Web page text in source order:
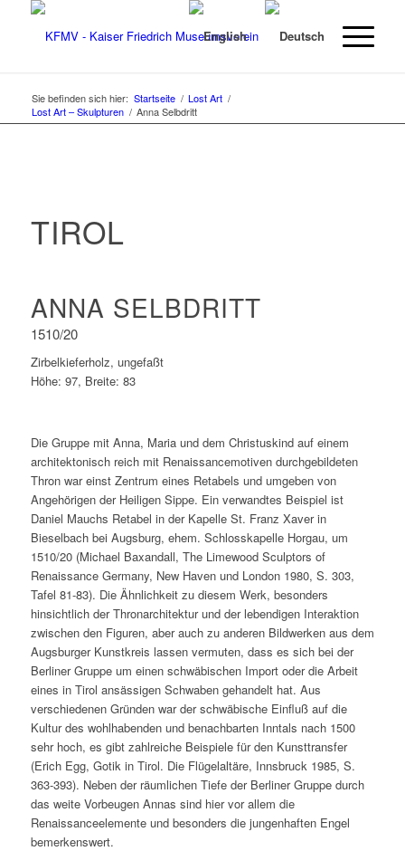
Sie befinden sich hier: Startseite / Lost Art /
Lost Art – Skulpturen / Anna Selbdritt
TIROL
ANNA SELBDRITT
1510/20
Zirbelkieferholz, ungefaßt
Höhe: 97, Breite: 83
Die Gruppe mit Anna, Maria und dem Christuskind auf einem
architektonisch reich mit Renaissancemotiven durchgebildeten
Thron war einst Zentrum eines Retabels und umgeben von
Angehörigen der Heiligen Sippe. Ein verwandtes Beispiel ist
Daniel Mauchs Retabel in der Kapelle St. Franz Xaver in
Bieselbach bei Augsburg, ehem. Schlosskapelle Horgau, um
1510/20 (Michael Baxandall, The Limewood Sculptors of
Renaissance Germany, New Haven und London 1980, S. 303,
Tafel 81-83). Die Ähnlichkeit zu diesem Werk, besonders
hinsichtlich der Thronarchitektur und der lebendigen Interaktion
zwischen den Figuren, aber auch zu anderen Bildwerken aus dem
Augsburger Kunstkreis lassen vermuten, dass es sich bei der
Berliner Gruppe um einen schwäbischen Import oder die Arbeit
eines in Tirol ansässigen Schwaben gehandelt hat. Aus
verschiedenen Gründen war der schwäbische Einfluß auf die
Kultur des wohlhabenden und benachbarten Inntals nach 1500
sehr hoch, es gibt zahlreiche Beispiele für den Kunsttransfer
(Erich Egg, Gotik in Tirol. Die Flügelaltäre, Innsbruck 1985, S.
363-393). Neben der räumlichen Tiefe der Berliner Gruppe durch
das weite Vorbeugen Annas sind hier vor allem die
Renaissanceelemente und besonders die jungenhaften Engel
bemerkenswert.